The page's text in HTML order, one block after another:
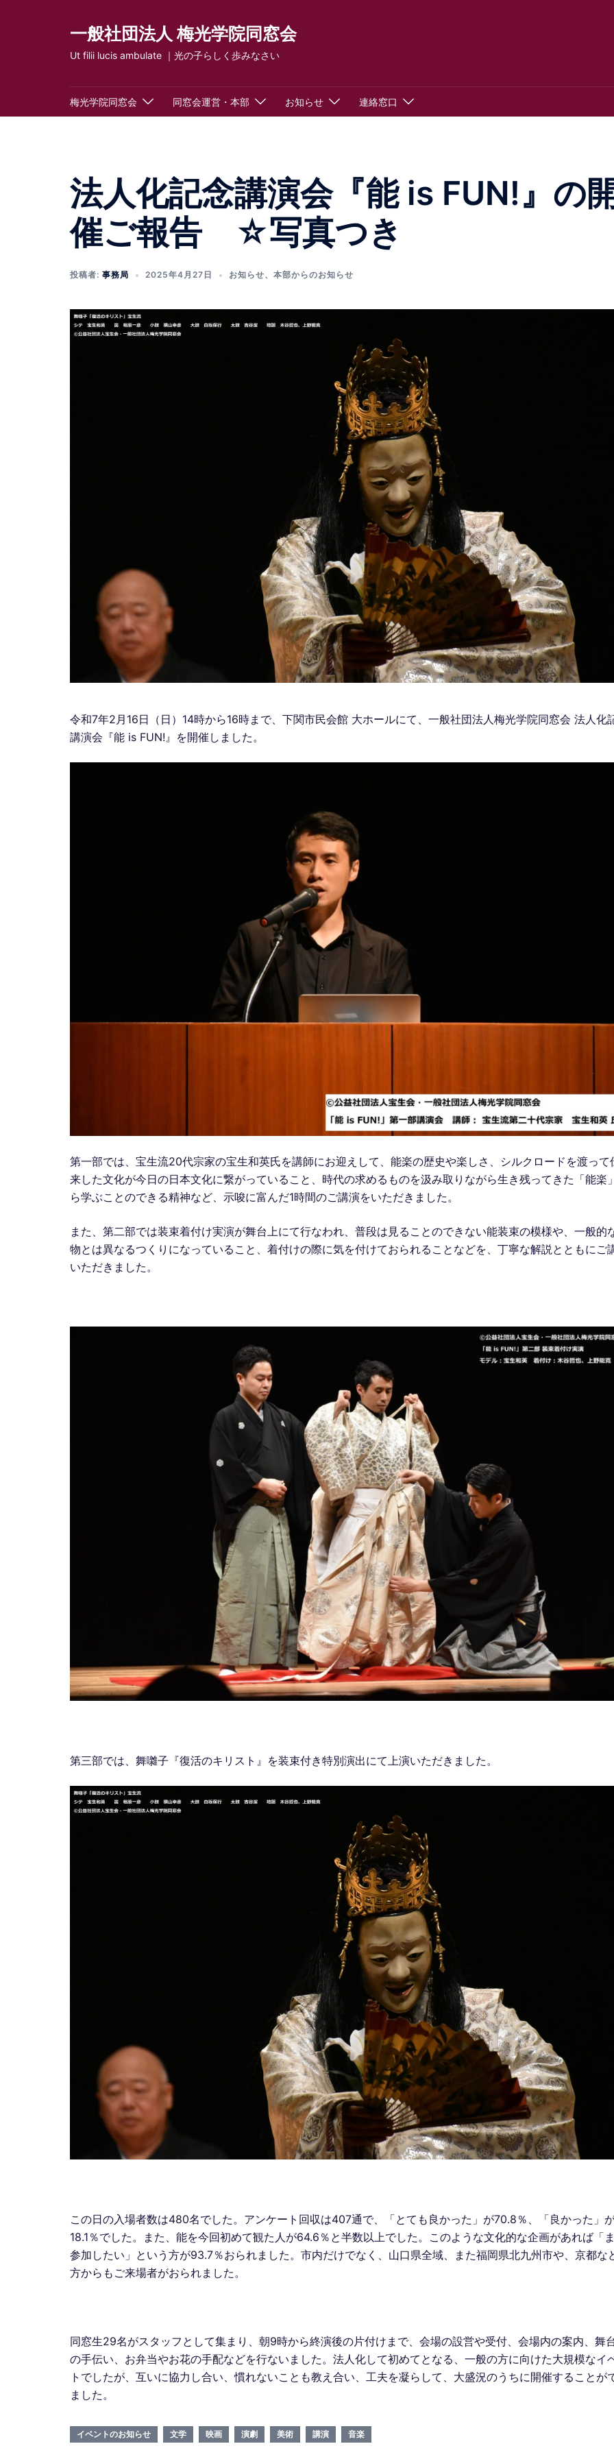
ス
一般社団法人 梅光学院同窓会
Ut filii lucis ambulate ｜光の子らしく歩みなさい
梅光学院同窓会 同窓会運営・本部 お知らせ 連絡窓口
法人化記念講演会『能 is FUN!』の開
催ご報告 ☆写真つき
投稿者: 事務局 2025年4月27日 お知らせ、 本部からのお知らせ
令和7年2月16日（日）14時から16時まで、下関市民会館 大ホールにて、一般社団法人梅光学院同窓会 法人化
講演会『能 is FUN!』を開催しました。
第一部では、宝生流20代宗家の宝生和英氏を講師にお迎えして、能楽の歴史や楽しさ、シルクロードを渡って
来した文化が今日の日本文化に繋がっていること、時代の求めるものを汲み取りながら生き残ってきた「能楽
ら学ぶことのできる精神など、示唆に富んだ1時間のご講演をいただきました。
また、第二部では装束着付け実演が舞台上にて行なわれ、普段は見ることのできない能装束の模様や、一般的
物とは異なるつくりになっていること、着付けの際に気を付けておられることなどを、丁寧な解説とともにご
いただきました。
第三部では、舞囃子『復活のキリスト』を装束付き特別演出にて上演いただきました。
この日の入場者数は480名でした。アンケート回収は407通で、「とても良かった」が70.8％、「良かった」
18.1％でした。また、能を今回初めて観た人が64.6％と半数以上でした。このような文化的な企画があれば「
参加したい」という方が93.7％おられました。市内だけでなく、山口県全域、また福岡県北九州市や、京都な
方からもご来場者がおられました。
同窓生29名がスタッフとして集まり、朝9時から終演後の片付けまで、会場の設営や受付、会場内の案内、舞
の手伝い、お弁当やお花の手配などを行ないました。法人化して初めてとなる、一般の方に向けた大規模なイ
トでしたが、互いに協力し合い、慣れないことも教え合い、工夫を凝らして、大盛況のうちに開催することが
ました。
イベントのお知らせ 文学 映画 演劇 美術 講演 音楽